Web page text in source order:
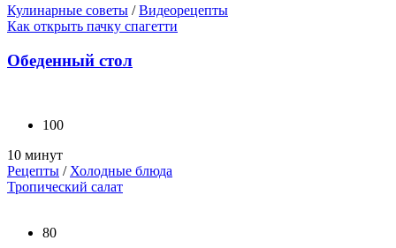
Кулинарные советы /Видеорецепты
Как открыть пачку спагетти
Обеденный стол
100
10 минут
Рецепты / Холодные блюда
Тропический салат
80